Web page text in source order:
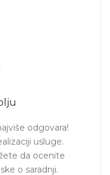
odgovara!
usluge.
da ocenite
o saradnji.